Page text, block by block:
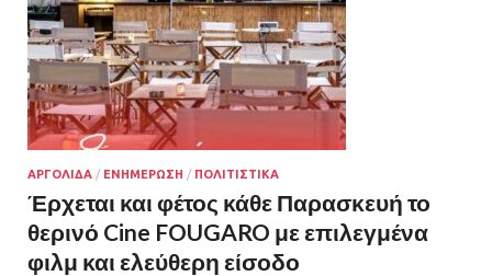
ΑΡΓΟΛΙΔΑ / ΕΝΗΜΕΡΩΣΗ / ΠΟΛΙΤΙΣΤΙΚΑ
Έρχεται και φέτος κάθε Παρασκευή το
θερινό Cine FOUGARO με επιλεγμένα
φιλμ και ελεύθερη είσοδο